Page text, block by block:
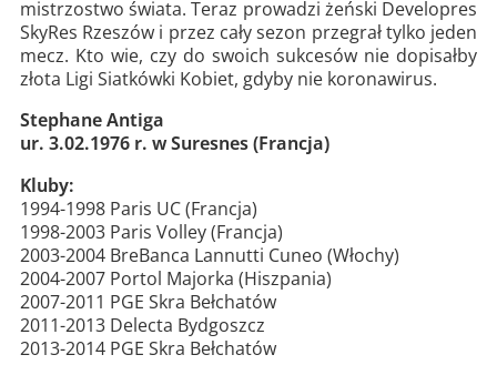
mistrzostwo świata. Teraz prowadzi żeński Developres
SkyRes Rzeszów i przez cały sezon przegrał tylko jeden
mecz. Kto wie, czy do swoich sukcesów nie dopisałby
złota Ligi Siatkówki Kobiet, gdyby nie koronawirus.
Stephane Antiga
ur. 3.02.1976 r. w Suresnes (Francja)
Kluby:
1994-1998 Paris UC (Francja)
1998-2003 Paris Volley (Francja)
2003-2004 BreBanca Lannutti Cuneo (Włochy)
2004-2007 Portol Majorka (Hiszpania)
2007-2011 PGE Skra Bełchatów
2011-2013 Delecta Bydgoszcz
2013-2014 PGE Skra Bełchatów